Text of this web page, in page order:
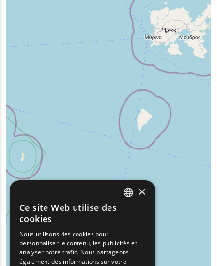
FRENCH
BULGARIAN
×
Ce site Web utilise des
cookies
Nous utilisons des cookies pour
personnaliser le contenu, les publicités et
analyser notre trafic. Nous partageons
également des informations sur votre